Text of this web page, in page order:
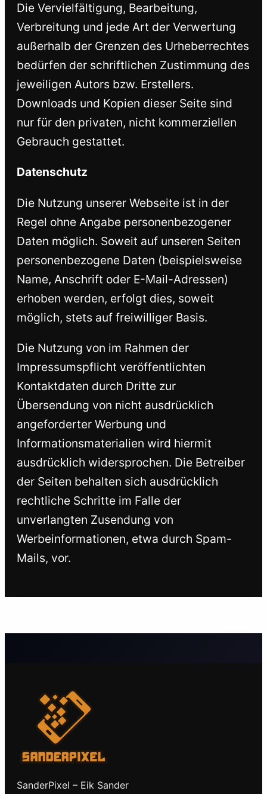
Die Vervielfältigung, Bearbeitung,
Verbreitung und jede Art der Verwertung
außerhalb der Grenzen des Urheberrechtes
bedürfen der schriftlichen Zustimmung des
jeweiligen Autors bzw. Erstellers.
Downloads und Kopien dieser Seite sind
nur für den privaten, nicht kommerziellen
Gebrauch gestattet.
Datenschutz
Die Nutzung unserer Webseite ist in der
Regel ohne Angabe personenbezogener
Daten möglich. Soweit auf unseren Seiten
personenbezogene Daten (beispielsweise
Name, Anschrift oder E-Mail-Adressen)
erhoben werden, erfolgt dies, soweit
möglich, stets auf freiwilliger Basis.
Die Nutzung von im Rahmen der
Impressumspflicht veröffentlichten
Kontaktdaten durch Dritte zur
Übersendung von nicht ausdrücklich
angeforderter Werbung und
Informationsmaterialien wird hiermit
ausdrücklich widersprochen. Die Betreiber
der Seiten behalten sich ausdrücklich
rechtliche Schritte im Falle der
unverlangten Zusendung von
Werbeinformationen, etwa durch Spam-
Mails, vor.
SanderPixel – Eik Sander